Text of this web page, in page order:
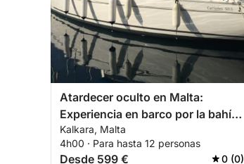
Atardecer oculto en Malta:
Experiencia en barco por la bahía
de Il-Ħofriet
Kalkara, Malta
4h00 · Para hasta 12 personas
Desde 599 € 0 (0)